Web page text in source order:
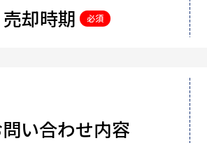
売却時期 必須
い合わせ内容